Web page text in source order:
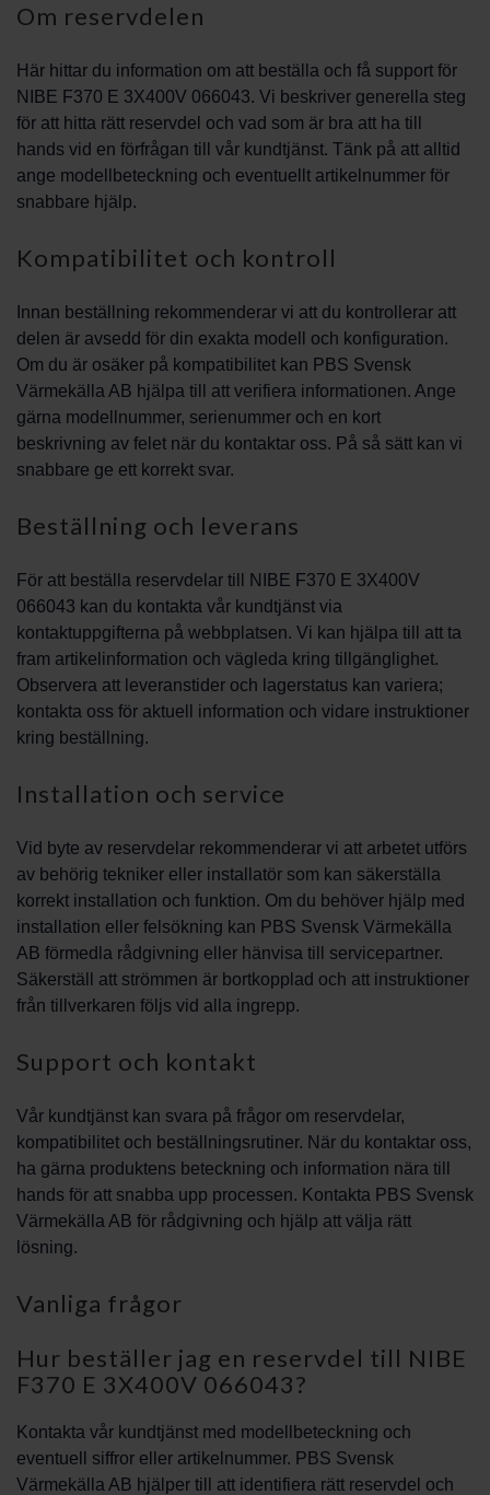
Om reservdelen
Här hittar du information om att beställa och få support för
NIBE F370 E 3X400V 066043. Vi beskriver generella steg
för att hitta rätt reservdel och vad som är bra att ha till
hands vid en förfrågan till vår kundtjänst. Tänk på att alltid
ange modellbeteckning och eventuellt artikelnummer för
snabbare hjälp.
Kompatibilitet och kontroll
Innan beställning rekommenderar vi att du kontrollerar att
delen är avsedd för din exakta modell och konfiguration.
Om du är osäker på kompatibilitet kan PBS Svensk
Värmekälla AB hjälpa till att verifiera informationen. Ange
gärna modellnummer, serienummer och en kort
beskrivning av felet när du kontaktar oss. På så sätt kan vi
snabbare ge ett korrekt svar.
Beställning och leverans
För att beställa reservdelar till NIBE F370 E 3X400V
066043 kan du kontakta vår kundtjänst via
kontaktuppgifterna på webbplatsen. Vi kan hjälpa till att ta
fram artikelinformation och vägleda kring tillgänglighet.
Observera att leveranstider och lagerstatus kan variera;
kontakta oss för aktuell information och vidare instruktioner
kring beställning.
Installation och service
Vid byte av reservdelar rekommenderar vi att arbetet utförs
av behörig tekniker eller installatör som kan säkerställa
korrekt installation och funktion. Om du behöver hjälp med
installation eller felsökning kan PBS Svensk Värmekälla
AB förmedla rådgivning eller hänvisa till servicepartner.
Säkerställ att strömmen är bortkopplad och att instruktioner
från tillverkaren följs vid alla ingrepp.
Support och kontakt
Vår kundtjänst kan svara på frågor om reservdelar,
kompatibilitet och beställningsrutiner. När du kontaktar oss,
ha gärna produktens beteckning och information nära till
hands för att snabba upp processen. Kontakta PBS Svensk
Värmekälla AB för rådgivning och hjälp att välja rätt
lösning.
Vanliga frågor
Hur beställer jag en reservdel till NIBE
F370 E 3X400V 066043?
Kontakta vår kundtjänst med modellbeteckning och
eventuell siffror eller artikelnummer. PBS Svensk
Värmekälla AB hjälper till att identifiera rätt reservdel och